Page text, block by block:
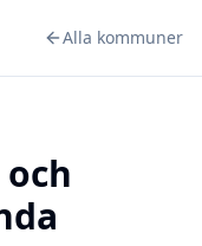
Alla kommuner